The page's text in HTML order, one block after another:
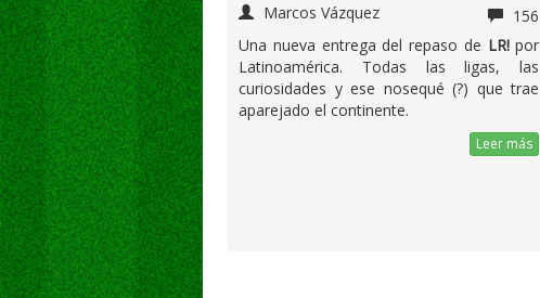
Marcos Vázquez
156
Una nueva entrega del repaso de LR!por
Latinoamérica. Todas las ligas, las
curiosidades y ese nosequé (?) que trae
aparejado el continente.
Leer más